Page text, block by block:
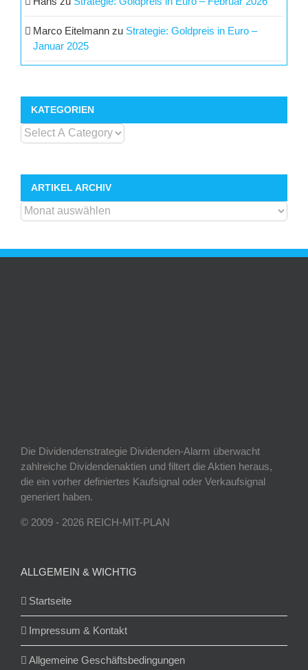
Marco Eitelmann zu Strategie: Goldpreis in Euro –
Januar 2025
KATEGORIEN
ARTIKEL ARCHIV
ARTIKEL
ARCHIV
Die Dividendenstrategie Dividenden-Alarm überwacht
zahlreiche Dividendenaktien und filtert die Aktien heraus,
die ein vorher definiertes Kaufsignal oder Verkaufsignal
generiert haben.
© 2009 - 2026 REICH-MIT-PLAN
ALLGEMEIN & WICHTIG
Startseite
Impressum & Kontakt
Allgemeine Geschäftsbedingungen